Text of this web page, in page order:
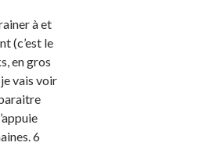
à et
(c’est le
en gros
vais voir
6